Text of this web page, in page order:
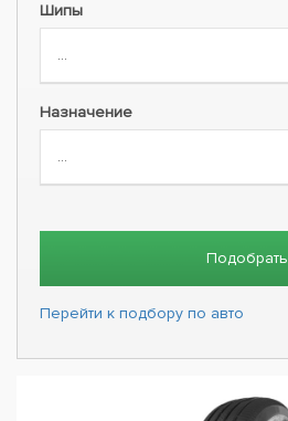
Шипы
Назначение
Подобрать
Перейти к подбору по авто